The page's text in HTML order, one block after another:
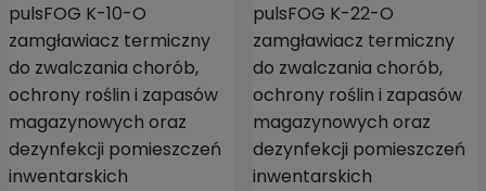
pulsFOG K-10-O
zamgławiacz termiczny
do zwalczania chorób,
ochrony roślin i zapasów
magazynowych oraz
dezynfekcji pomieszczeń
inwentarskich
pulsFOG K-22-O
zamgławiacz termiczny
do zwalczania chorób,
ochrony roślin i zapasów
magazynowych oraz
dezynfekcji pomieszczeń
inwentarskich